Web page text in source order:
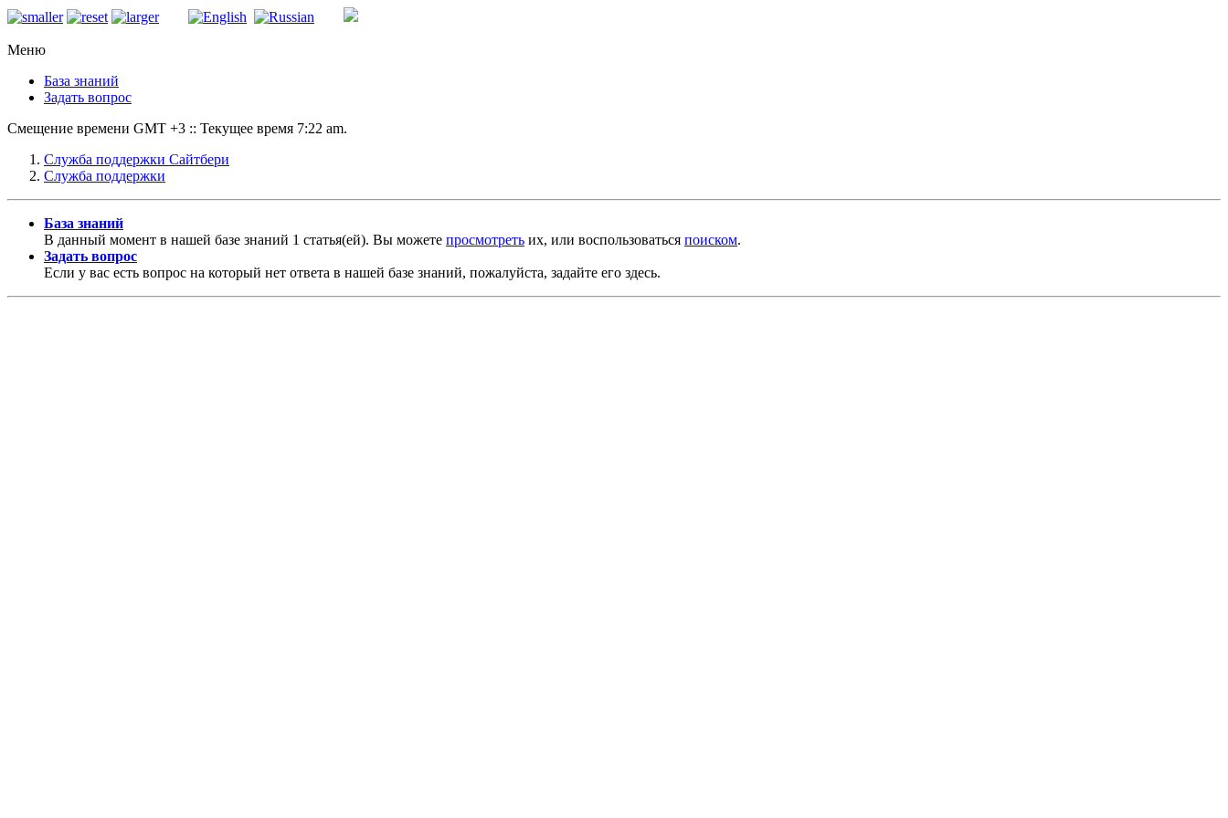
Меню
База знаний
Задать вопрос
Смещение времени GMT +3 :: Текущее время 7:22 am.
Служба поддержки Сайтбери
Служба поддержки
База знаний
В данный момент в нашей базе знаний 1 статья(ей). Вы можете просмотреть их, или воспользоваться поиском.
Задать вопрос
Если у вас есть вопрос на который нет ответа в нашей базе знаний, пожалуйста, задайте его здесь.